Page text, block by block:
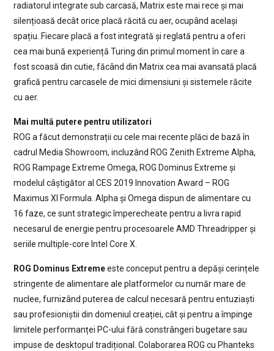
radiatorul integrate sub carcasă, Matrix este mai rece și mai
silențioasă decât orice placă răcită cu aer, ocupând același
spațiu. Fiecare placă a fost integrată și reglată pentru a oferi
cea mai bună experiență Turing din primul moment în care a
fost scoasă din cutie, făcând din Matrix cea mai avansată placă
grafică pentru carcasele de mici dimensiuni și sistemele răcite
cu aer.
Mai multă putere pentru utilizatori
ROG a făcut demonstrații cu cele mai recente plăci de bază în
cadrul Media Showroom, incluzând ROG Zenith Extreme Alpha,
ROG Rampage Extreme Omega, ROG Dominus Extreme și
modelul câștigător al CES 2019 Innovation Award – ROG
Maximus XI Formula. Alpha și Omega dispun de alimentare cu
16 faze, ce sunt strategic împerecheate pentru a livra rapid
necesarul de energie pentru procesoarele AMD Threadripper și
seriile multiple-core Intel Core X.
ROG Dominus Extremeeste conceput pentru a depăși cerințele
stringente de alimentare ale platformelor cu număr mare de
nuclee, furnizând puterea de calcul necesară pentru entuziaști
sau profesioniștii din domeniul creației, cât și pentru a împinge
limitele performanței PC-ului fără constrângeri bugetare sau
impuse de desktopul tradițional. Colaborarea ROG cu Phanteks